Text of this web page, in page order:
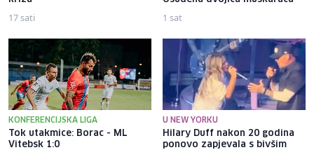
17 sati 1 sat
KONFERENCIJSKA LIGA
Tok utakmice: Borac - ML
Vitebsk 1:0
U NEW YORKU
Hilary Duff nakon 20 godina
ponovo zapjevala s bivšim